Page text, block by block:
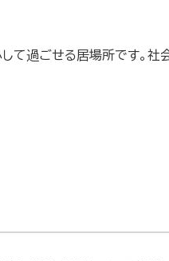
て過ごせる居場所です。